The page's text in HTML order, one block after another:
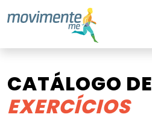
CATÁLOGO DE
EXERCÍCIOS